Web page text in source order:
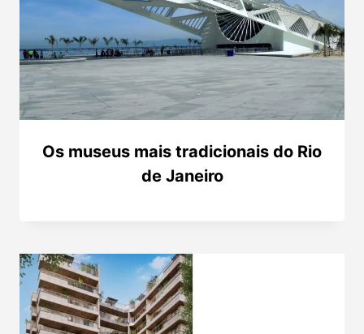
Os museus mais tradicionais do Rio
de Janeiro